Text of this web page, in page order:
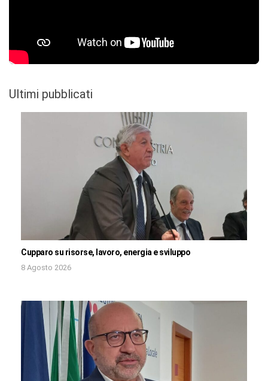
Ultimi pubblicati
Cupparo su risorse, lavoro, energia e sviluppo
8 Agosto 2026